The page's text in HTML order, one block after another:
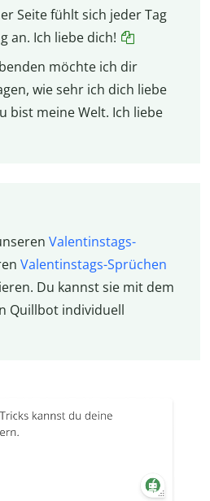
Seite fühlt sich jeder Tag
an. Ich liebe dich!
möchte ich dir
wie sehr ich dich liebe
bist meine Welt. Ich liebe
Valentinstags-
Valentinstags-Sprüchen
Du kannst sie mit dem
Quillbot individuell